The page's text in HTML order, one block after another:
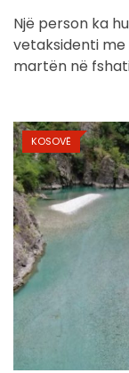
Një person ka
vetaksidenti
martën në
KOSOVË